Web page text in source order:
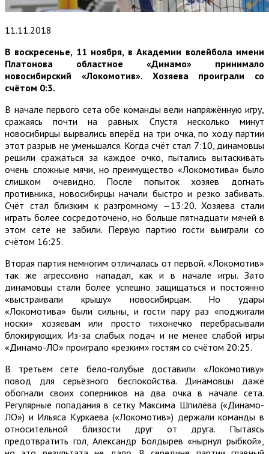
11.11.2018
В воскресенье, 11 ноября, в Академии волейбола имени
Платонова областное «Динамо» принимало
новосибирский «Локомотив». Хозяева проиграли со
счётом 0:3.
В начале первого сета обе команды вели напряжённую игру,
сражаясь почти на равных. Спустя несколько минут
новосибирцы вырвались вперёд на три очка, по ходу партии
этот разрыв не уменьшался. Когда счёт стал 7:10, динамовцы
решили сражаться за каждое очко, пытались вытаскивать
очень сложные мячи, но преимущество «Локомотива» было
слишком очевидно. После попыток хозяев догнать
противника, новосибирцы начали быстро и резко забивать.
Счёт стал близким к разгромному —13:20. Хозяева стали
играть более сосредоточено, но больше пятнадцати мячей в
этом сете не забили. Первую партию гости выиграли со
счётом 16:25.
Вторая партия немногим отличалась от первой. «Локомотив»
так же агрессивно нападал, как и в начале игры. Зато
динамовцы стали более успешно защищаться и постоянно
«выстраивали крышу» новосибирцам. Но удары
«Локомотива» были сильны, и гости пару раз «поджигали
носки» хозяевам или просто тихонечко перебрасывали
блокирующих. Из-за слабых подач и не менее слабой игры
«Динамо-ЛО» проиграло «резким» гостям со счётом 20:25.
В третьем сете бело-голубые доставили «Локомотиву»
повод для серьёзного беспокойства. Динамовцы даже
обогнали своих соперников на два очка в начале сета.
Регулярные попадания в сетку Максима Шпилёва («Динамо-
ЛО») и Ильяса Куркаева («Локомотив») держали команды в
относительной близости друг от друга. Пытаясь
предотвратить гол, Александр Болдырев «нырнул рыбкой»,